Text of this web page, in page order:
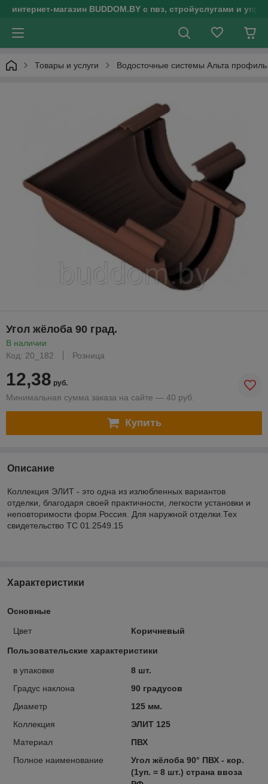
интернет-магазин BUDDOM.BY с пвз, стройуслугами и
Товары и услуги Водосточные системы Альта профиль
Угол жёлоба 90 град.
В наличии
Код: 20_182
Розница
12,38 руб.
Минимальная сумма заказа на сайте — 40 руб.
Купить
Описание
Коллекция ЭЛИТ - это одна из излюбленных вариантов
отделки, благодаря своей практичности, легкости установки и
неповторимости форм.Россия. Для наружной отделки.Тех
свидетельство ТС 01.2549.15
Характеристики
Основные
Цвет Коричневый
Пользовательские характеристики
в упаковке
8 шт.
Градус наклона
90 градусов
Диаметр
125 мм.
Коллекция
ЭЛИТ 125
Материал
ПВХ
Полное наименование
Угол жёлоба 90° ПВХ - кор.
(1уп. = 8 шт.) страна ввоза